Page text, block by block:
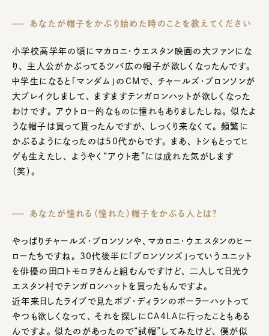
あなたが帽子をかぶり始めた時のことを教えてください
小学校高学年の頃にマカロニ・ウエスタン映画の大ファンにな
り、 主人公がかぶってるツバ広の帽子が欲しくなったんです。
中学生になると「マンダム」のCMで、 チャールズ・ブロンソンが
大ブレイクしまして、 ますますテンガロンハットが欲しくなった
わけです。 アウトロー的なものに憧れもありましたしね。 似たよ
うな帽子は買って貰ったんですが、 しっくり来なくて。 頻繁に
かぶるようになったのは50代からです。 まあ、 トシもとってヒ
ゲも生えたし、 ようやく“アウト老”には成れた気がします
（笑）。
あなたが憧れる（憧れた）帽子をかぶる人とは？
やっぱりチャールズ・ブロンソンや、マカロニ・ウエスタンのヒー
ローたちですね。 30代後半に「ブロンソンズ」っていうユニット
を俳優の田口トモロヲさんと組むんですけど、 二人して日光ウ
エスタン村でテンガロンハットを買ったもんですよ。
近年来日したライブで見たボブ・ディランのポーラーハットって
やつも欲しくなって、 それを探しにCA4LAに行ったこともある
んですよ。 似たのがあったので“試帽”してみたけど、 僕が似